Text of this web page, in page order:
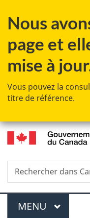
Nous
page et
mise à
Vous pouvez la
titre de référence.
Recherche
Rechercher
dans
Menu
MENU PRINCIPAL